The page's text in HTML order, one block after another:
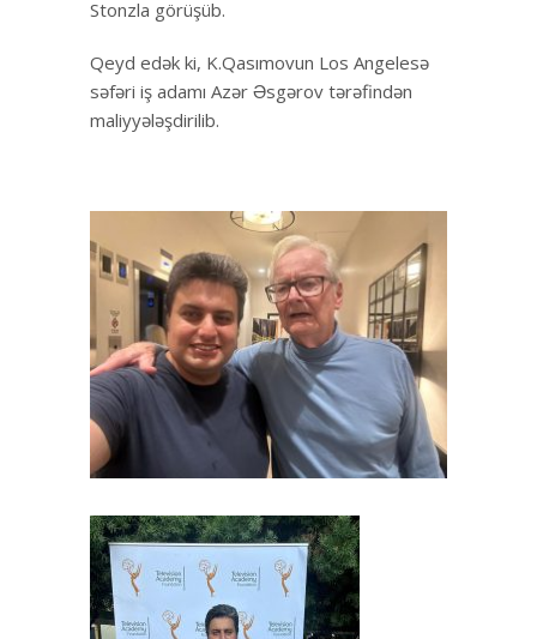
Stonzla görüşüb.
Qeyd edək ki, K.Qasımovun Los Angelesə
səfəri iş adamı Azər Əsgərov tərəfindən
maliyyələşdirilib.